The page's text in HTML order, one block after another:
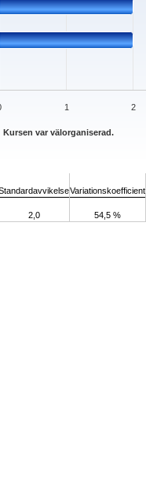
Kursen var välorganiserad.
1 2
Variationskoefficient
2,0 54,5 %